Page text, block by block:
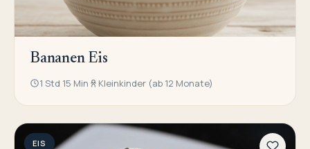
Bananen Eis
1 Std 15 Min Kleinkinder (ab 12 Monate)
EIS